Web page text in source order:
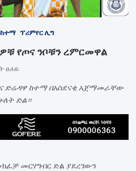
ፕሪምየር ሊግ
የጦና ንቦቹን ረምርመዋል
ፀሐዬ
ድሬዳዋ ከተማ በአስደናቂ አጀማመራቸው
ድል።
መርሃግብር ድል ያደረገውን